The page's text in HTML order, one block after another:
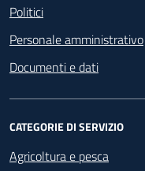
Politici
Personale amministrativo
Documenti e dati
CATEGORIE DI SERVIZIO
Agricoltura e pesca